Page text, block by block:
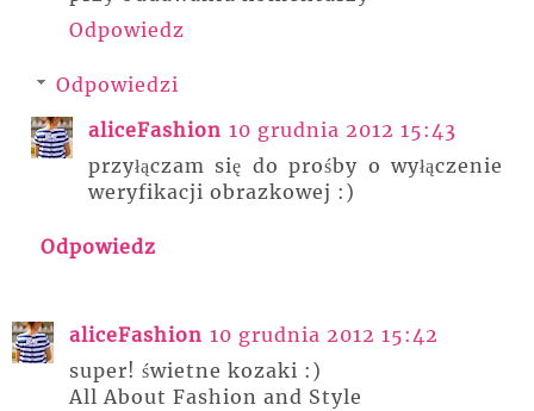
Odpowiedz
Odpowiedzi
aliceFashion 10 grudnia 2012 15:43
przyłączam się do prośby o wyłączenie
weryfikacji obrazkowej :)
Odpowiedz
aliceFashion 10 grudnia 2012 15:42
super! świetne kozaki :)
All About Fashion and Style